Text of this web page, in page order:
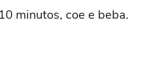
minutos, coe e beba.